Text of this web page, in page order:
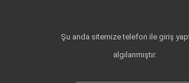
Şu anda sitemize telefon ile giriş
algılanmıştır.